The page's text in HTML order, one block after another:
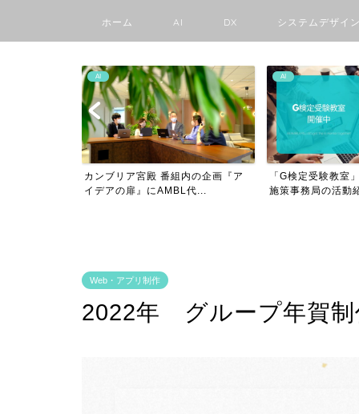
ホーム AI DX システムデザイ
AI
「G検定受験教室」を開催! 〜G検定
施策事務局の活動紹介...
AMBLの日々
中学生でもわかる
験〜チーズケーキ
Web・アプリ制作
2022年 グループ年賀制